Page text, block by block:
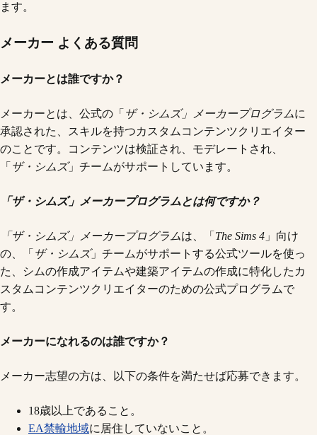
ます。
メーカー よくある質問
メーカーとは誰ですか？
メーカーとは、公式の「 ザ・シムズ」メーカープログラムに
承認された、スキルを持つカスタムコンテンツクリエイター
のことです。コンテンツは検証され、モデレートされ、
「 ザ・シムズ」チームがサポートしています。
「ザ・シムズ」メーカープログラムとは何ですか？
「ザ・シムズ」メーカープログラムは、「 The Sims 4 」向け
の、「 ザ・シムズ」チームがサポートする公式ツールを使っ
た、シムの作成アイテムや建築アイテムの作成に特化したカ
スタムコンテンツクリエイターのための公式プログラムで
す。
メーカーになれるのは誰ですか？
メーカー志望の方は、以下の条件を満たせば応募できます。
18歳以上であること。
EA禁輸地域に居住していないこと。